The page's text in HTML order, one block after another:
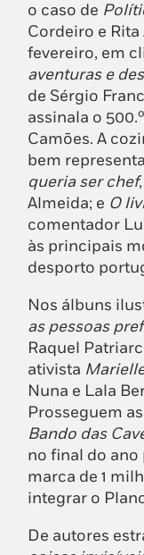
o caso de
Cordeiro e
fevereiro, em
aventuras e
de Sérgio
assinala o
Camões. A
bem
queria ser chef
Almeida; e O
comentador
às principais
desporto
Nos álbuns
as pessoas
Raquel
ativista
Nuna e Lala
Prosseguem
Bando das
no final do ano
marca de 1
integrar o
De autores